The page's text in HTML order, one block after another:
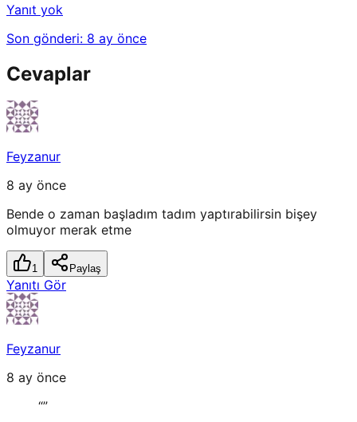
Yanıt yok
Son gönderi: 8 ay önce
Cevaplar
Feyzanur
8 ay önce
Bende o zaman başladım tadım yaptırabilirsin bişey
olmuyor merak etme
1 Paylaş
Yanıtı Gör
Feyzanur
8 ay önce
“”